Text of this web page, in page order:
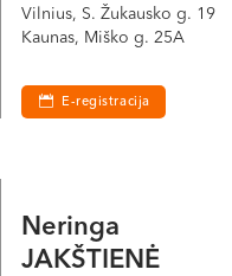
Vilnius, S. Žukausko g. 19
Kaunas, Miško g. 25A
E-registracija
Neringa
JAKŠTIENĖ